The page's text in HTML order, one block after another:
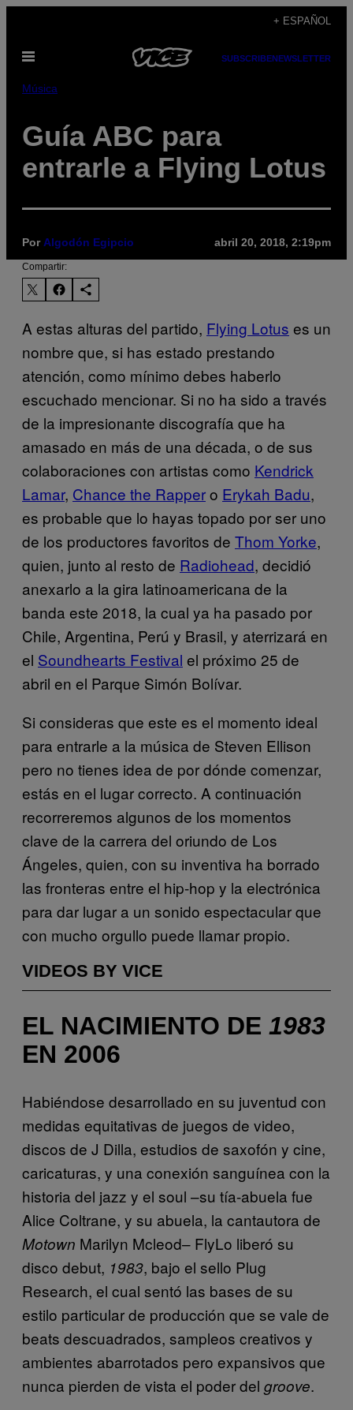
contenido
+ ESPAÑOL
Abrir
SUBSCRIBENEWSLETTER
Música
Guía ABC para
entrarle a Flying Lotus
Por Algodón Egipcio abril 20, 2018, 2:19pm
Compartir:
A estas alturas del partido, Flying Lotus es un
nombre que, si has estado prestando
atención, como mínimo debes haberlo
escuchado mencionar. Si no ha sido a través
de la impresionante discografía que ha
amasado en más de una década, o de sus
colaboraciones con artistas como Kendrick
Lamar, Chance the Rappero Erykah Badu,
es probable que lo hayas topado por ser uno
de los productores favoritos de Thom Yorke,
quien, junto al resto de Radiohead, decidió
anexarlo a la gira latinoamericana de la
banda este 2018, la cual ya ha pasado por
Chile, Argentina, Perú y Brasil, y aterrizará en
el Soundhearts Festival el próximo 25 de
abril en el Parque Simón Bolívar.
Si consideras que este es el momento ideal
para entrarle a la música de Steven Ellison
pero no tienes idea de por dónde comenzar,
estás en el lugar correcto. A continuación
recorreremos algunos de los momentos
clave de la carrera del oriundo de Los
Ángeles, quien, con su inventiva ha borrado
las fronteras entre el hip-hop y la electrónica
para dar lugar a un sonido espectacular que
con mucho orgullo puede llamar propio.
VIDEOS BY VICE
EL NACIMIENTO DE 1983
EN 2006
Habiéndose desarrollado en su juventud con
medidas equitativas de juegos de video,
discos de J Dilla, estudios de saxofón y cine,
caricaturas, y una conexión sanguínea con la
historia del jazz y el soul –su tía-abuela fue
Alice Coltrane, y su abuela, la cantautora de
Motown Marilyn Mcleod– FlyLo liberó su
disco debut, 1983, bajo el sello Plug
Research, el cual sentó las bases de su
estilo particular de producción que se vale de
beats descuadrados, sampleos creativos y
ambientes abarrotados pero expansivos que
nunca pierden de vista el poder del groove.